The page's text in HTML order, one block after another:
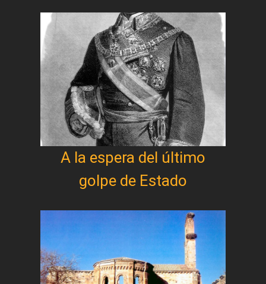
A la espera del último
golpe de Estado